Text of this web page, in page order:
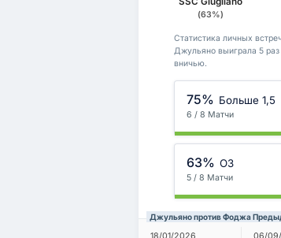
(63%)
Статистика личных
Джульяно выиграла 5
вничью.
75% Больше 1,5
6 / 8 Матчи
63% ОЗ
5 / 8 Матчи
Джульяно против Фоджа